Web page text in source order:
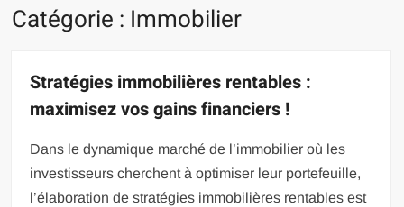
Catégorie : Immobilier
Stratégies immobilières rentables :
maximisez vos gains financiers !
Dans le dynamique marché de l’immobilier où les
investisseurs cherchent à optimiser leur portefeuille,
l’élaboration de stratégies immobilières rentables est